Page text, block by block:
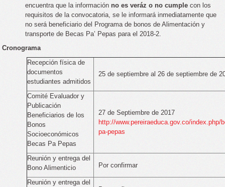
encuentra que la información no es veráz o no cumple con los
requisitos de la convocatoria, se le informará inmediatamente que
no será beneficiario del Programa de bonos de Alimentación y
transporte de Becas Pa’ Pepas para el 2018-2.
Cronograma
Recepción física de
documentos
estudiantes admitidos
25 de septiembre al 26 de septiembre de
Comité Evaluador y
Publicación
Beneficiarios de los
Bonos
Socioeconómicos
Becas Pa Pepas
27 de Septiembre de 2017
http://www.pereiraeduca.gov.co/index.php/
pa-pepas
Reunión y entrega del
Bono Alimenticio
Por confirmar
Reunión y entrega del